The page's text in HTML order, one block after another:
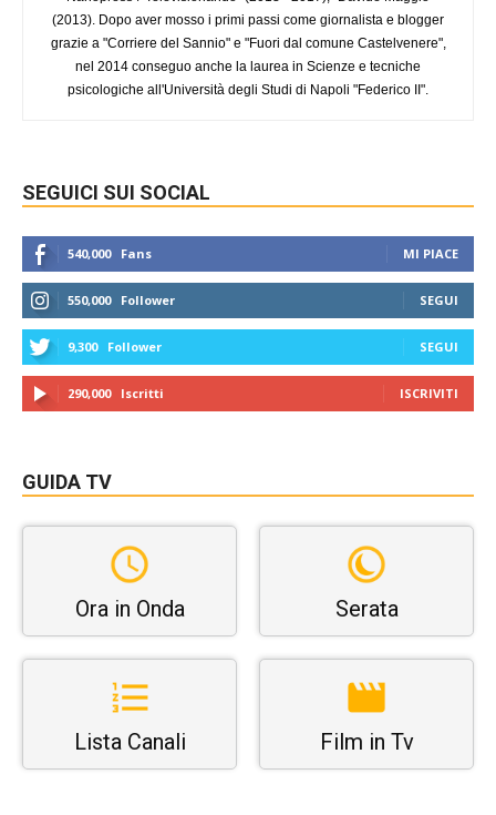
(2013). Dopo aver mosso i primi passi come giornalista e blogger
grazie a "Corriere del Sannio" e "Fuori dal comune Castelvenere",
nel 2014 conseguo anche la laurea in Scienze e tecniche
psicologiche all'Università degli Studi di Napoli "Federico II".
SEGUICI SUI SOCIAL
540,000 Fans MI PIACE
550,000 Follower SEGUI
9,300 Follower SEGUI
290,000 Iscritti ISCRIVITI
GUIDA TV
Ora in Onda Serata
Lista Canali Film in Tv